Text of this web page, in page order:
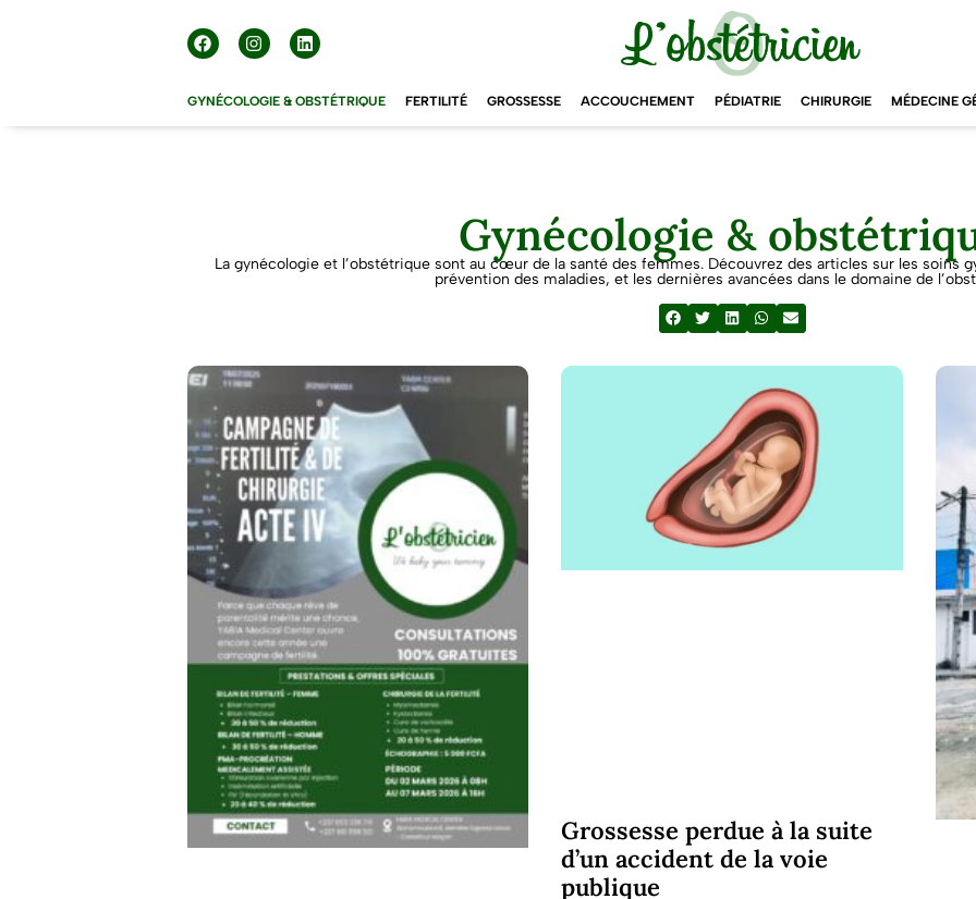
GYNÉCOLOGIE & OBSTÉTRIQUE FERTILITÉ GROSSESSE ACCOUCHEMENT PÉDIATRIE CHIRURGIE MÉDECINE
Gynécologie &
La gynécologie et l’obstétrique sont au cœur de la santé des femmes. Découvrez des articles sur les soins
prévention des maladies, et les dernières avancées dans le domaine de
Grossesse perdue à la suite
d’un accident de la voie
publique